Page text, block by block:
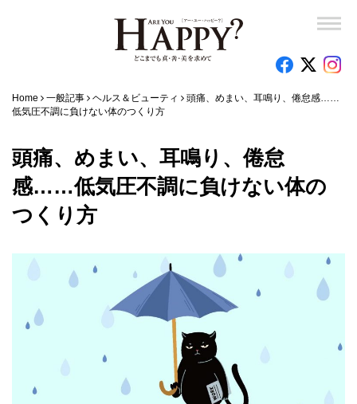
Home 一般記事 ヘルス＆ビューティ
頭痛、めまい、耳鳴り、倦怠感……
低気圧不調に負けない体のつくり方
頭痛、めまい、耳鳴り、倦怠
感……低気圧不調に負けない体の
つくり方